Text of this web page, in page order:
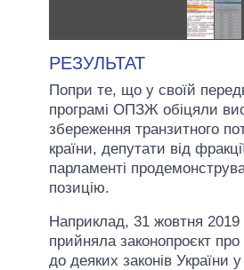
РЕЗУЛЬТАТ
Попри те, що у своїй
програмі ОПЗЖ обіцяли
збереження транзитного
країни, депутати від
парламенті
позицію.
Наприклад, 31 жовтня
прийняла законопроєкт
до деяких законів України